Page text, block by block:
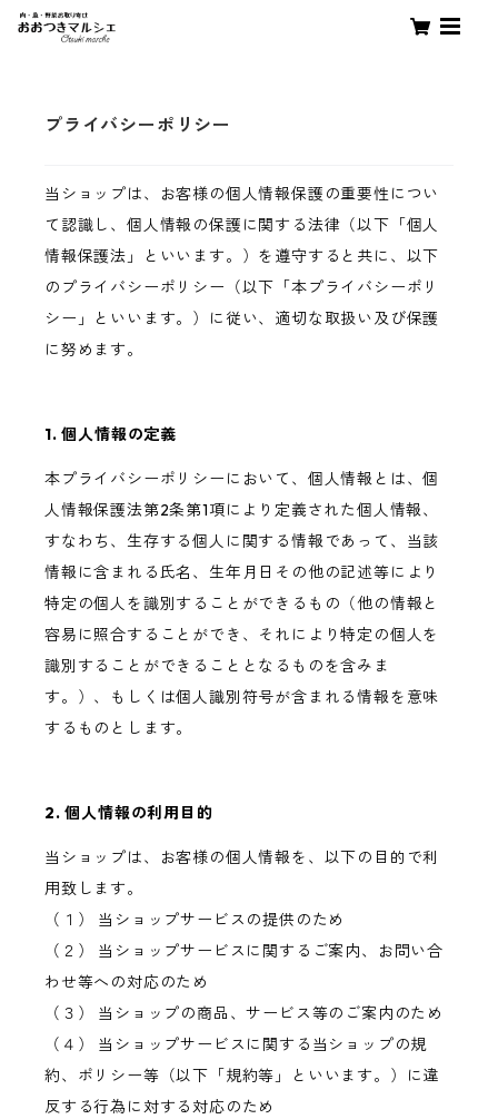
プライバシーポリシー
当ショップは、お客様の個人情報保護の重要性につい
て認識し、個人情報の保護に関する法律（以下「個人
情報保護法」といいます。）を遵守すると共に、以下
のプライバシーポリシー（以下「本プライバシーポリ
シー」といいます。）に従い、適切な取扱い及び保護
に努めます。
1. 個人情報の定義
本プライバシーポリシーにおいて、個人情報とは、個
人情報保護法第2条第1項により定義された個人情報、
すなわち、生存する個人に関する情報であって、当該
情報に含まれる氏名、生年月日その他の記述等により
特定の個人を識別することができるもの（他の情報と
容易に照合することができ、それにより特定の個人を
識別することができることとなるものを含みま
す。）、もしくは個人識別符号が含まれる情報を意味
するものとします。
2. 個人情報の利用目的
当ショップは、お客様の個人情報を、以下の目的で利
用致します。
（１） 当ショップサービスの提供のため
（２） 当ショップサービスに関するご案内、お問い合
わせ等への対応のため
（３） 当ショップの商品、サービス等のご案内のため
（４） 当ショップサービスに関する当ショップの規
約、ポリシー等（以下「規約等」といいます。）に違
反する行為に対する対応のため